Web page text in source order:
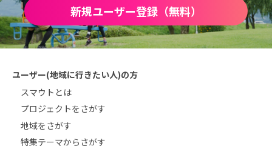
新規ユーザー登録（無料）
ユーザー(地域に行きたい人)の方
スマウトとは
プロジェクトをさがす
地域をさがす
特集テーマからさがす